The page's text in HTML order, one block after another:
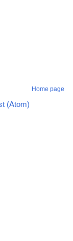
Home page
(Atom)